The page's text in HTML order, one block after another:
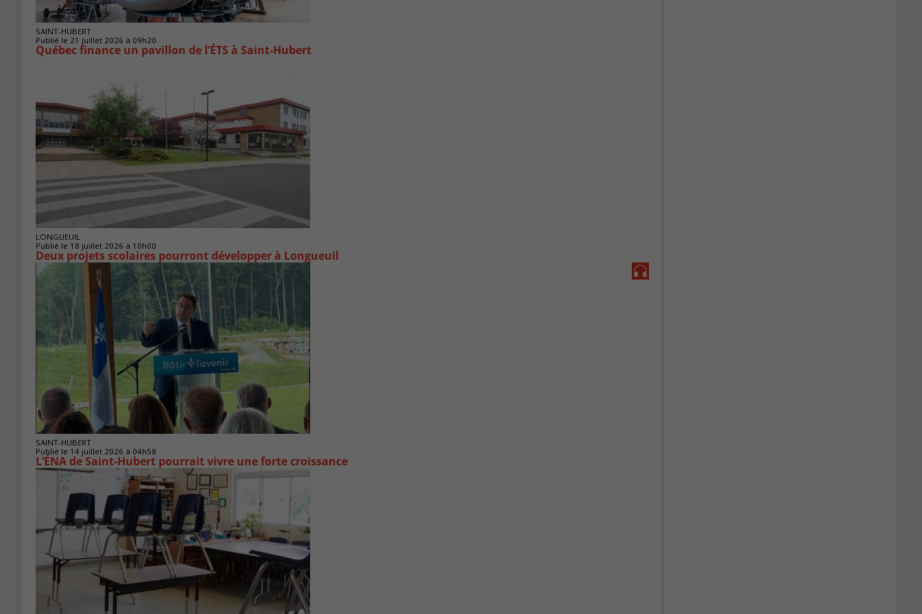
SAINT-HUBERT
Publié le 21 juillet 2026 à 09h20
Québec finance un pavillon de l’ÉTS à Saint‑Hubert
LONGUEUIL
Publié le 18 juillet 2026 à 10h00
Deux projets scolaires pourront développer à Longueuil
SAINT-HUBERT
Publié le 14 juillet 2026 à 04h58
L’ÉNA de Saint-Hubert pourrait vivre une forte croissance